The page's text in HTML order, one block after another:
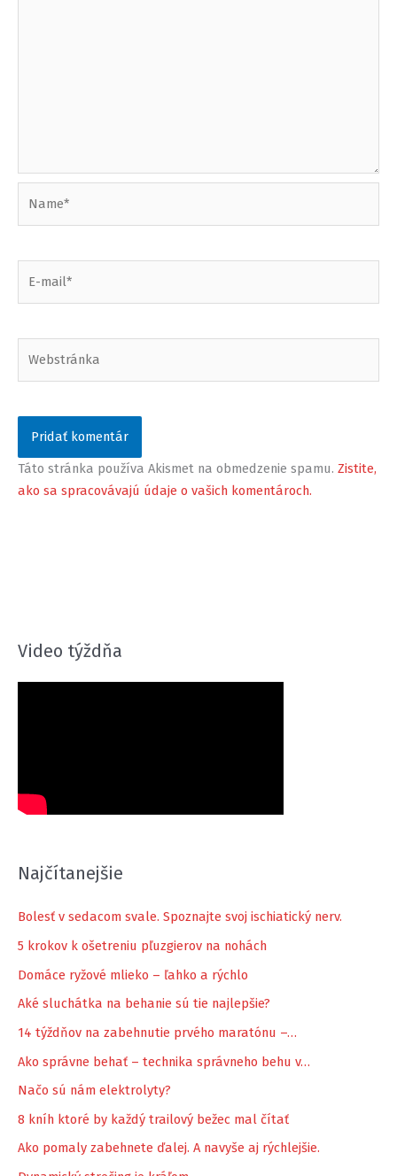
Táto stránka používa Akismet na obmedzenie spamu. Zistite,
ako sa spracovávajú údaje o vašich komentároch.
Video týždňa
Najčítanejšie
Bolesť v sedacom svale. Spoznajte svoj ischiatický nerv.
5 krokov k ošetreniu pľuzgierov na nohách
Domáce ryžové mlieko – ľahko a rýchlo
Aké sluchátka na behanie sú tie najlepšie?
14 týždňov na zabehnutie prvého maratónu –…
Ako správne behať – technika správneho behu v…
Načo sú nám elektrolyty?
8 kníh ktoré by každý trailový bežec mal čítať
Ako pomaly zabehnete ďalej. A navyše aj rýchlejšie.